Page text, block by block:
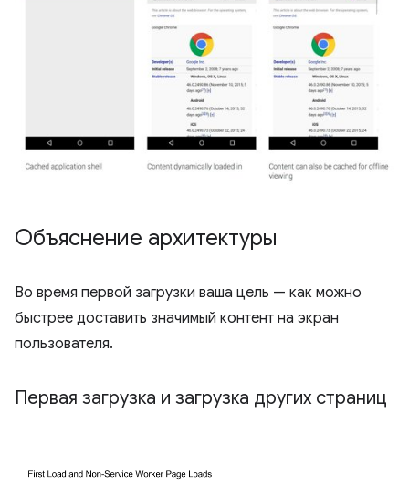
Объяснение архитектуры
Во время первой загрузки ваша цель — как можно
быстрее доставить значимый контент на экран
пользователя.
Первая загрузка и загрузка других страниц